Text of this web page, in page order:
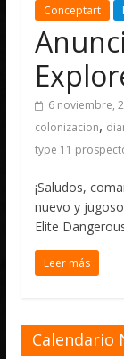
Conceptart
6 noviembre,
colonizacion,
type 11
¡Saludos,
nuevo y
Elite
Leer más
Calendario